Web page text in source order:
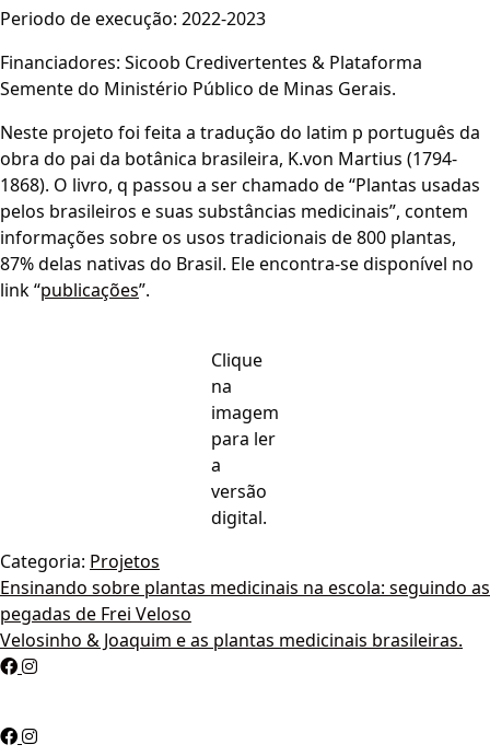
Periodo de execução: 2022-2023
Financiadores: Sicoob Credivertentes & Plataforma
Semente do Ministério Público de Minas Gerais.
Neste projeto foi feita a tradução do latim p português da
obra do pai da botânica brasileira, K.von Martius (1794-
1868). O livro, q passou a ser chamado de “Plantas usadas
pelos brasileiros e suas substâncias medicinais”, contem
informações sobre os usos tradicionais de 800 plantas,
87% delas nativas do Brasil. Ele encontra-se disponível no
link “publicações”.
Clique
na
imagem
para ler
a
versão
digital.
Categoria: Projetos
Navegação
de
Post
Ensinando sobre plantas medicinais na escola: seguindo as
pegadas de Frei Veloso
Velosinho & Joaquim e as plantas medicinais brasileiras.